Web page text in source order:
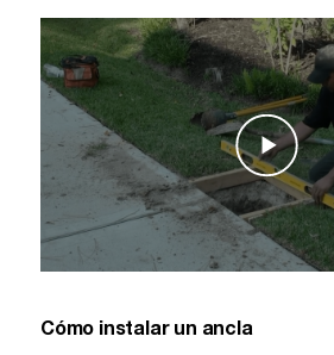
Cómo instalar un ancla